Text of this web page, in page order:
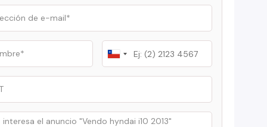
Chile
+56